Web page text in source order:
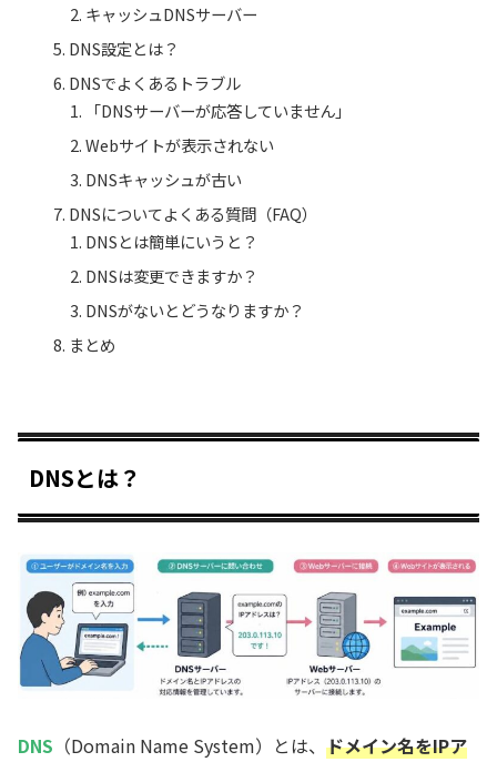
キャッシュDNSサーバー
DNS設定とは？
DNSでよくあるトラブル
「DNSサーバーが応答していません」
Webサイトが表示されない
DNSキャッシュが古い
DNSについてよくある質問（FAQ）
DNSとは簡単にいうと？
DNSは変更できますか？
DNSがないとどうなりますか？
まとめ
DNSとは？
DNS （Domain Name System）とは、 ドメイン名をIPア